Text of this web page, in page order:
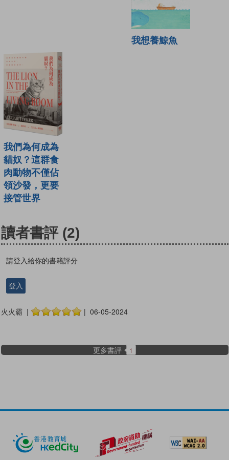
我想養鯨魚
我們為何成為
貓奴？這群食
肉動物不僅佔
領沙發，更要
接管世界
讀者書評 (2)
請登入給你的書籍評分
登入
火火霸 | | 06-05-2024
更多書評 1